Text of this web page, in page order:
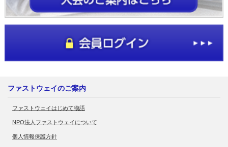
ファストウェイのご案内
ファストウェイはじめて物語
NPO法人ファストウェイについて
個人情報保護方針